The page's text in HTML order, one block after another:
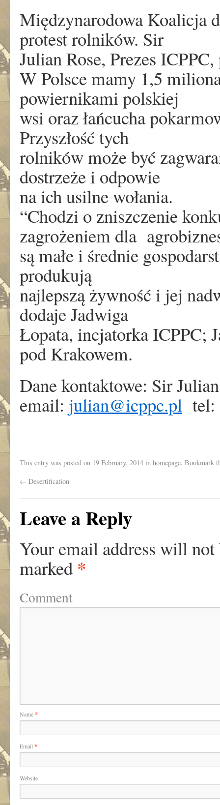
Międzynarodowa Koalicja
protest rolników. Sir
Julian Rose, Prezes
W Polsce mamy 1,5
powiernikami polskiej
wsi oraz łańcucha
Przyszłość tych
rolników może być
dostrzeże i odpowie
na ich usilne wołania.
“Chodzi o zniszczenie
zagrożeniem dla
są małe i średnie
produkują
najlepszą żywność i jej
dodaje Jadwiga
Łopata, incjatorka ICPPC;
pod Krakowem.
Dane kontaktowe: Sir
email: julian@icppc.pl tel:
This entry was posted on 19 February, 2014 in homepage. Bookmark
← Desertification
Leave a Reply
Your email address will not
marked *
Comment
Name*
Email *
Website